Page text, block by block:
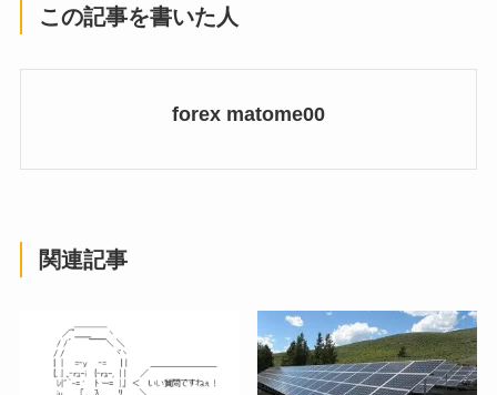
この記事を書いた人
forex matome00
関連記事